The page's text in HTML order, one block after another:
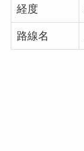
経度
路線名